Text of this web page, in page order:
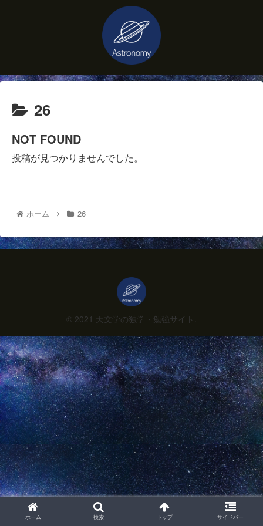
26
NOT FOUND
投稿が見つかりませんでした。
ホーム 26
© 2021 天文学の独学・勉強サイト.
ホーム 検索 トップ サイドバー